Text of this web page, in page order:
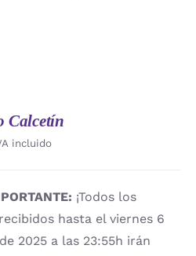
Calcetín
incluido
¡Todos los
hasta el viernes 6
2025 a las 23:55h irán